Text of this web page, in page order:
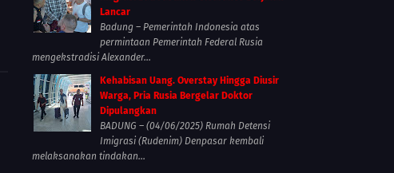
Lancar
Badung – Pemerintah Indonesia atas
permintaan Pemerintah Federal Rusia
mengekstradisi Alexander...
Kehabisan Uang. Overstay Hingga Diusir
Warga, Pria Rusia Bergelar Doktor
Dipulangkan
BADUNG – (04/06/2025) Rumah Detensi
Imigrasi (Rudenim) Denpasar kembali
melaksanakan tindakan...